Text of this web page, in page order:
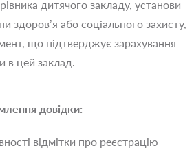
дитячого закладу, установи
здоров’я або соціального захисту,
що підтверджує зарахування
в цей заклад.
довідки:
відмітки про реєстрацію